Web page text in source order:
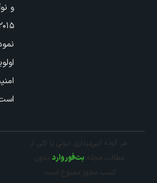
و
هر گونه کپی‌برداری جزئی یا کلی از
مطالب مجله بت‌فوروارد بدون
کسب مجوز ممنوع است.